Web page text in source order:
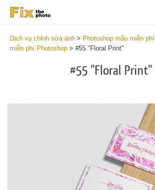
Dịch vụ chỉnh sửa ảnh > Photoshop mẫu miễn phí
miễn phí Photoshop > #55 "Floral Print"
#55 "Floral Print"